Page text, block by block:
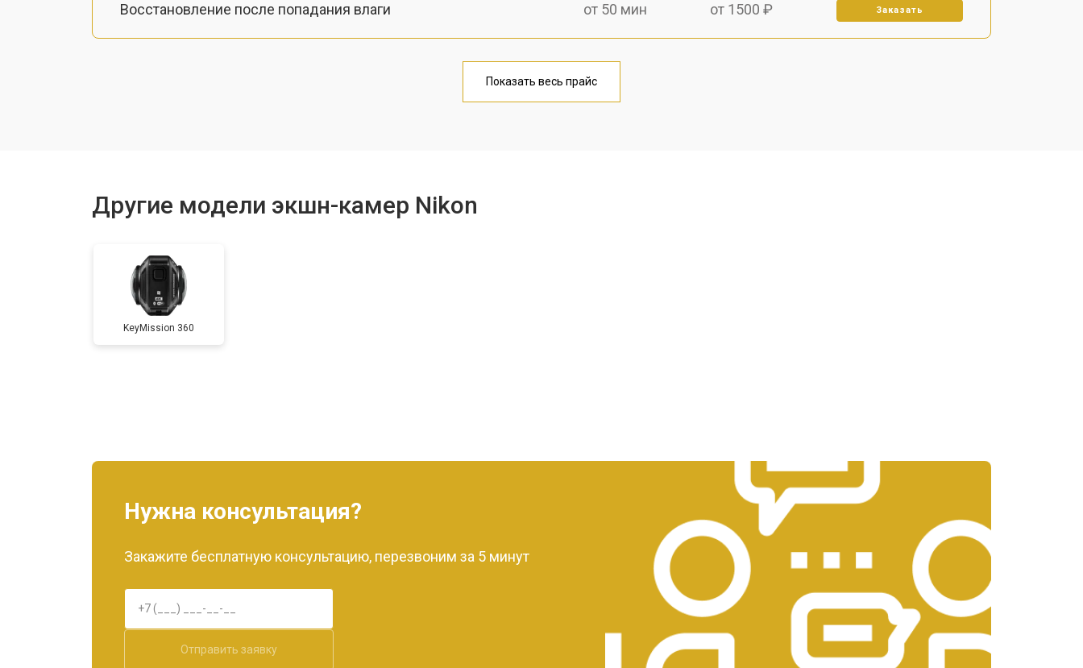
Восстановление после попадания влаги от 50 мин от 1500 ₽ Заказать
от 80 мин
Показать весь прайс
Другие модели экшн-камер Nikon
KeyMission 360
Нужна консультация?
Закажите бесплатную консультацию, перезвоним за 5 минут
Отправить заявку